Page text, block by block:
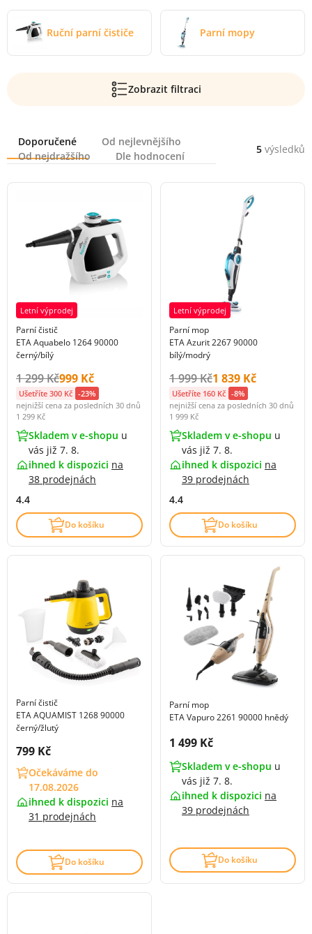
Ruční parní čističe Parní mopy
Zobrazit filtraci
Řazení
Doporučené
Od nejlevnějšího
Od nejdražšího
Dle hodnocení
5 výsledků
Letní výprodej
Parní čistič
ETA Aquabelo 1264 90000
černý/bílý
Původní cena s DPH:
1 299 KčCena s DPH:
999 Kč
Ušetříte 300 Kč -23%
nejnižší cena za posledních 30 dnů
1 299 Kč
Skladem v e-shopu u
vás již 7. 8.
ihned k dispozici na
38 prodejnách
4.4
Do košíku
Letní výprodej
Parní mop
ETA Azurit 2267 90000
bílý/modrý
Původní cena s DPH:
1 999 KčCena s DPH:
1 839 Kč
Ušetříte 160 Kč -8%
nejnižší cena za posledních 30 dnů
1 999 Kč
Skladem v e-shopu u
vás již 7. 8.
ihned k dispozici na
39 prodejnách
4.4
Do košíku
Parní čistič
ETA AQUAMIST 1268 90000
černý/žlutý
Cena s DPH:
799 Kč
Očekáváme do
17.08.2026
ihned k dispozici na
31 prodejnách
Do košíku
Parní mop
ETA Vapuro 2261 90000 hnědý
Cena s DPH:
1 499 Kč
Skladem v e-shopu u
vás již 7. 8.
ihned k dispozici na
39 prodejnách
Do košíku